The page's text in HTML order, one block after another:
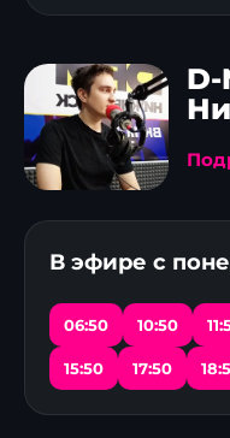
D-
В эфире с
06:50 10:50
15:50 17:50